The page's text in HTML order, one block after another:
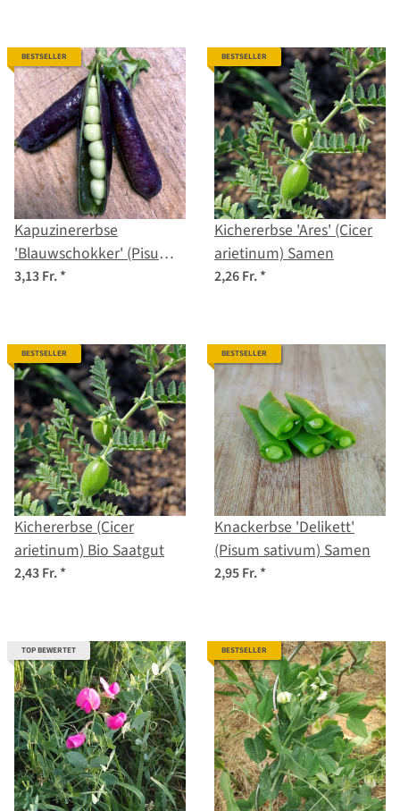
BESTSELLER
Kapuzinererbse
'Blauwschokker' (Pisum
sativum) Bio Saatgut
3,13 Fr.*
BESTSELLER
Kichererbse 'Ares' (Cicer
arietinum) Samen
2,26 Fr.*
BESTSELLER
Kichererbse (Cicer
arietinum) Bio Saatgut
2,43 Fr.*
BESTSELLER
Knackerbse 'Delikett'
(Pisum sativum) Samen
2,95 Fr.*
TOP BEWERTET BESTSELLER